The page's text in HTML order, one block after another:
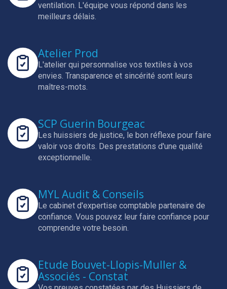
ventilation. L'équipe vous répond dans les
meilleurs délais.
Atelier Prod
L'atelier qui personnalise vos textiles à vos
envies. Transparence et sincérité sont leurs
maîtres-mots.
SCP Guerin Bourgeac
Les huissiers de justice, le bon réflexe pour faire
valoir vos droits. Des prestations d'une qualité
exceptionnelle.
MYL Audit & Conseils
Le cabinet d'expertise comptable partenaire de
confiance. Vous pouvez leur faire confiance pour
comprendre votre besoin.
Etude Bouvet-Llopis-Muller &
Associés - Constat